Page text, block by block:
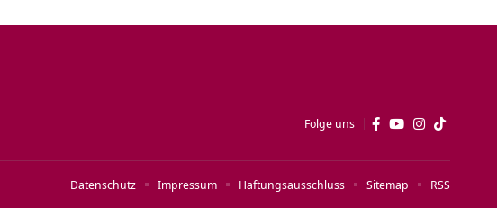
Folge uns
Datenschutz Impressum Haftungsausschluss Sitemap RSS